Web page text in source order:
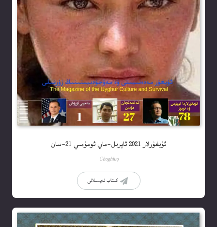
ئۇيغۇرلار 2021 ئاپرىل-ماي ئومۇمىي 21-سان
Choghluq
كىتاب تەپسىلاتى